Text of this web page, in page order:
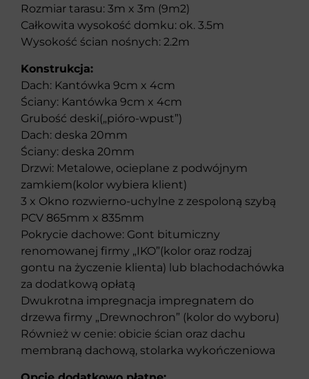
Rozmiar tarasu: 3m x 3m (9m2)
Całkowita wysokość domku: ok. 3.5m
Wysokość ścian nośnych: 2.2m
Konstrukcja:
Dach: Kantówka 9cm x 4cm
Ściany: Kantówka 9cm x 4cm
Grubość deski(„pióro-wpust”)
Dach: deska 20mm
Ściany: deska 20mm
Drzwi: Metalowe, ocieplane z podwójnym
zamkiem(kolor wybiera klient)
3 x Okno rozwierno-uchylne z zespoloną szybą
PCV 865mm x 835mm
Pokrycie dachowe: Gont bitumiczny
renomowanej firmy „IKO”(kolor oraz rodzaj
gontu na życzenie klienta) lub blachodachówka
za dodatkową opłatą
Dwukrotna impregnacja impregnatem do
drzewa firmy „Drewnochron” (kolor do wyboru)
Również w cenie: obicie ścian oraz dachu
membraną dachową, stolarka wykończeniowa